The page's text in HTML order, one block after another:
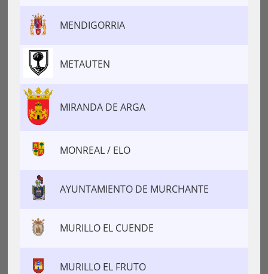
MENDIGORRIA
METAUTEN
MIRANDA DE ARGA
MONREAL / ELO
AYUNTAMIENTO DE MURCHANTE
MURILLO EL CUENDE
MURILLO EL FRUTO